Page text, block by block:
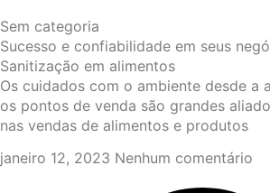
Sem categoria
Sucesso e confiabilidade em seus
Sanitização em alimentos
Os cuidados com o ambiente desde a
os pontos de venda são grandes
nas vendas de alimentos e produtos
janeiro 12, 2023 Nenhum comentário